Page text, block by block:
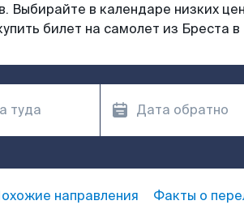
Выбирайте в календаре низких
билет на самолет из Бреста
направления Факты о